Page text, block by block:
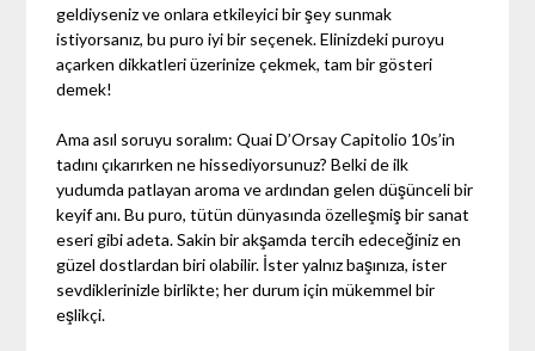
geldiyseniz ve onlara etkileyici bir şey sunmak
istiyorsanız, bu puro iyi bir seçenek. Elinizdeki puroyu
açarken dikkatleri üzerinize çekmek, tam bir gösteri
demek!
Ama asıl soruyu soralım: Quai D’Orsay Capitolio 10s’in
tadını çıkarırken ne hissediyorsunuz? Belki de ilk
yudumda patlayan aroma ve ardından gelen düşünceli bir
keyif anı. Bu puro, tütün dünyasında özelleşmiş bir sanat
eseri gibi adeta. Sakin bir akşamda tercih edeceğiniz en
güzel dostlardan biri olabilir. İster yalnız başınıza, ister
sevdiklerinizle birlikte; her durum için mükemmel bir
eşlikçi.